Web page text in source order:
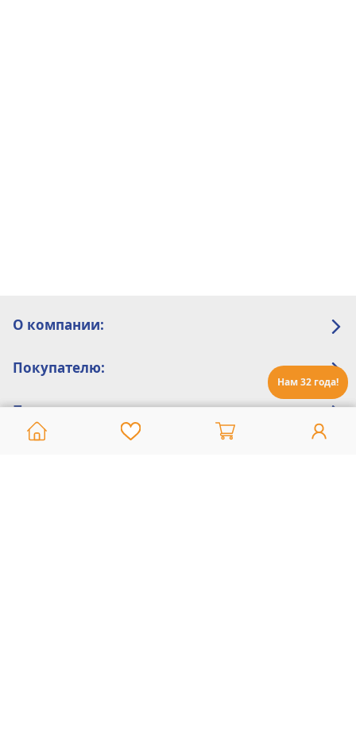
Нам 32 года!
О компании:
Покупателю:
Помощь: